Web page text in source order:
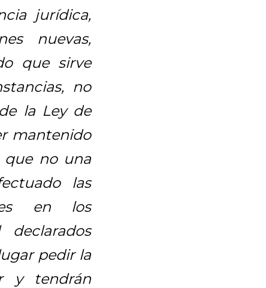
jurídica,
nuevas,
que sirve
no
la Ley de
mantenido
que no una
las
en los
pedir la
y tendrán